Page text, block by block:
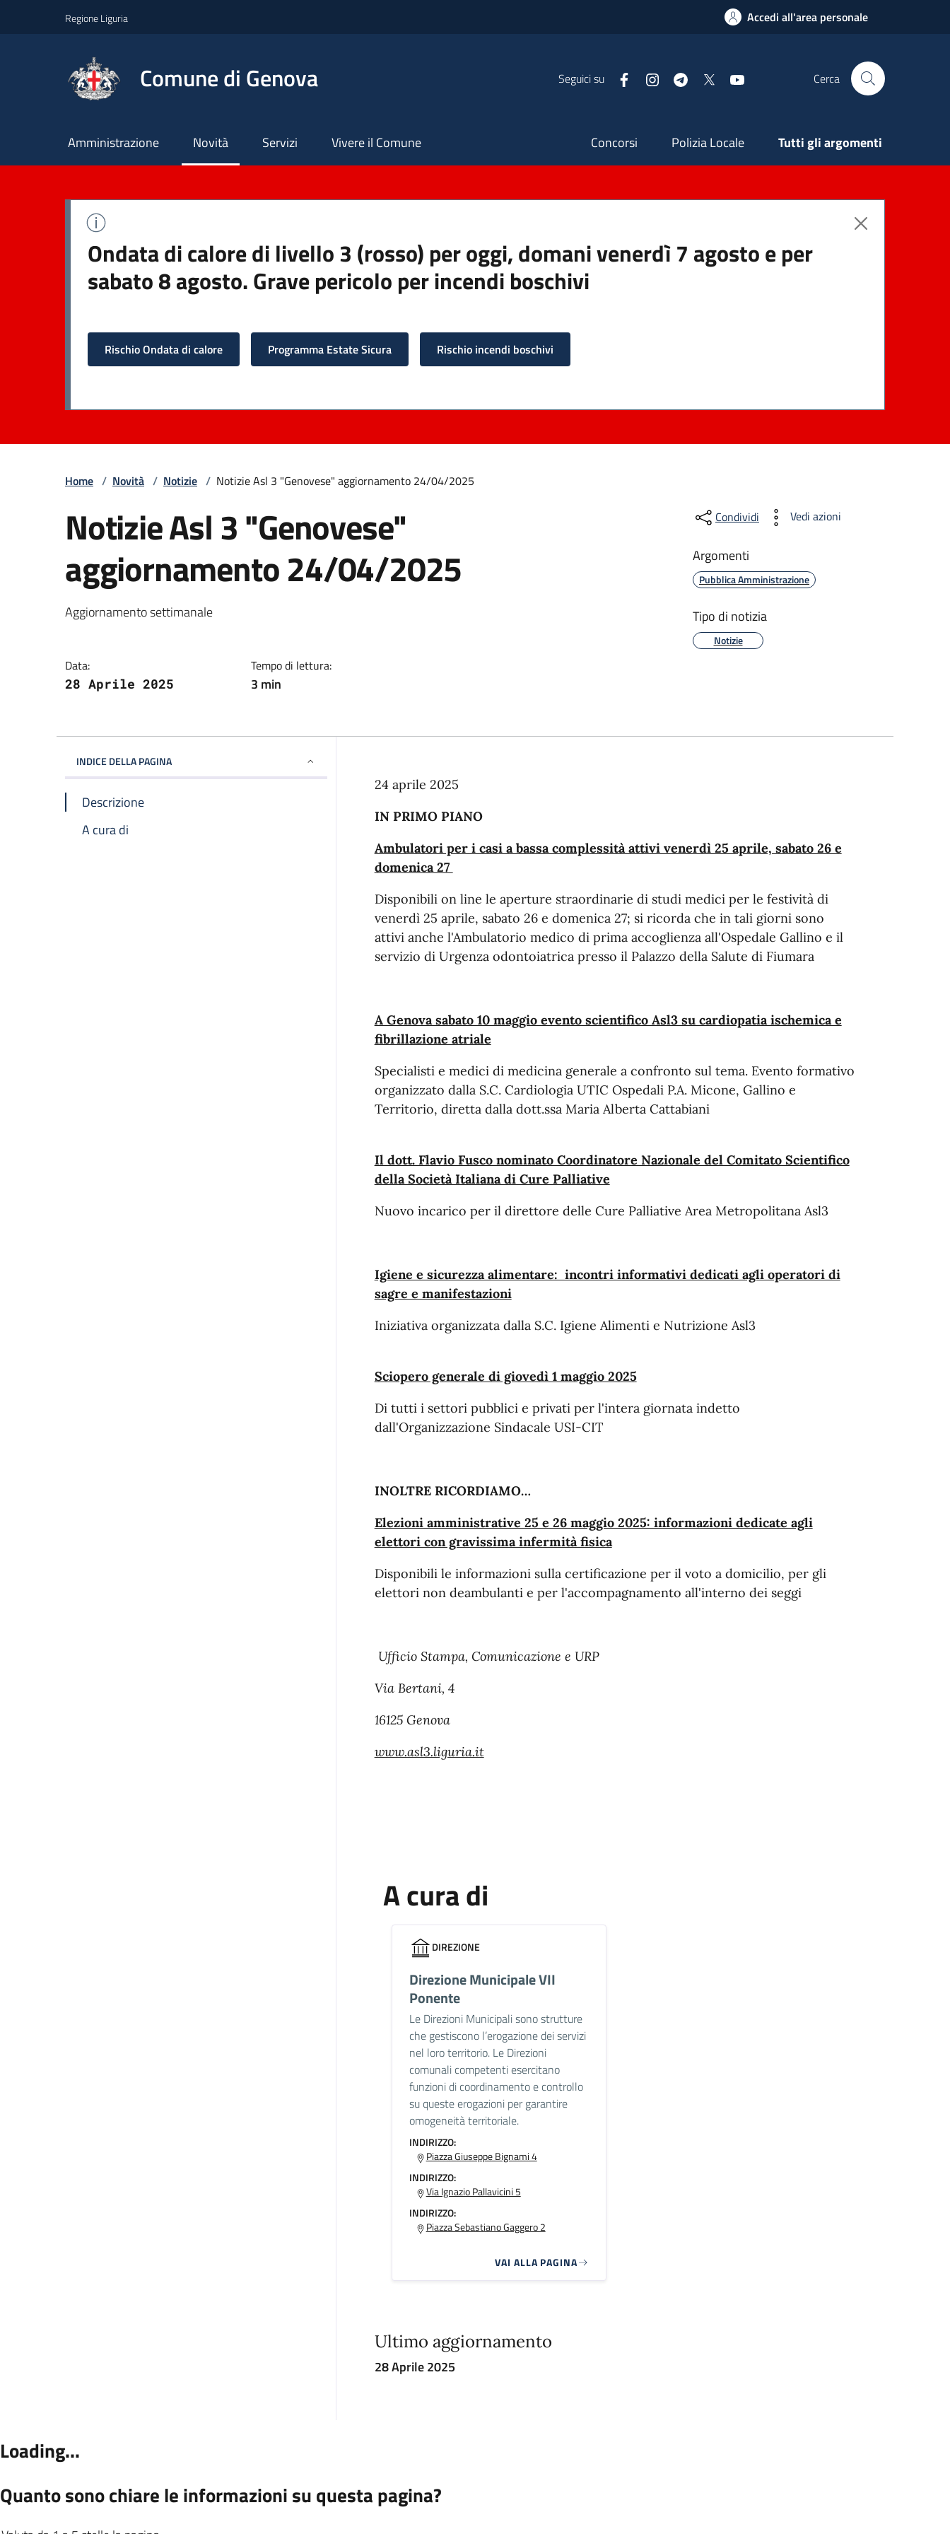
Regione Liguria Accedi all'area personale
Comune di Genova Seguici su FacebookInstagramTelegram Cerca
Principale
Amministrazione Novità Servizi Vivere il Comune Secondaria
Concorsi Polizia Locale Tutti gli argomenti
Ondata di calore di livello 3 (rosso) per oggi, domani venerdì 7 agosto e per
sabato 8 agosto. Grave pericolo per incendi boschivi
Rischio Ondata di calore Programma Estate Sicura Rischio incendi boschivi
Home / Novità / Notizie / Notizie Asl 3 "Genovese" aggiornamento 24/04/2025
Notizie Asl 3 "Genovese"
aggiornamento 24/04/2025
Aggiornamento settimanale
Data:
28 Aprile 2025
Tempo di lettura:
3 min
Condividi Vedi azioni
Argomenti
Pubblica Amministrazione
Tipo di notizia
Notizie
INDICE DELLA PAGINA
Descrizione
A cura di
Descrizione
24 aprile 2025
IN PRIMO PIANO
Ambulatori per i casi a bassa complessità attivi venerdì 25 aprile, sabato 26 e
domenica 27
Disponibili on line le aperture straordinarie di studi medici per le festività di
venerdì 25 aprile, sabato 26 e domenica 27; si ricorda che in tali giorni sono
attivi anche l'Ambulatorio medico di prima accoglienza all'Ospedale Gallino e il
servizio di Urgenza odontoiatrica presso il Palazzo della Salute di Fiumara
A Genova sabato 10 maggio evento scientifico Asl3 su cardiopatia ischemica e
fibrillazione atriale
Specialisti e medici di medicina generale a confronto sul tema. Evento formativo
organizzato dalla S.C. Cardiologia UTIC Ospedali P.A. Micone, Gallino e
Territorio, diretta dalla dott.ssa Maria Alberta Cattabiani
Il dott. Flavio Fusco nominato Coordinatore Nazionale del Comitato Scientifico
della Società Italiana di Cure Palliative
Nuovo incarico per il direttore delle Cure Palliative Area Metropolitana Asl3
Igiene e sicurezza alimentare: incontri informativi dedicati agli operatori di
sagre e manifestazioni
Iniziativa organizzata dalla S.C. Igiene Alimenti e Nutrizione Asl3
Sciopero generale di giovedì 1 maggio 2025
Di tutti i settori pubblici e privati per l'intera giornata indetto
dall'Organizzazione Sindacale USI-CIT
INOLTRE RICORDIAMO…
Elezioni amministrative 25 e 26 maggio 2025: informazioni dedicate agli
elettori con gravissima infermità fisica
Disponibili le informazioni sulla certificazione per il voto a domicilio, per gli
elettori non deambulanti e per l'accompagnamento all'interno dei seggi
Ufficio Stampa, Comunicazione e URP
Via Bertani, 4
16125 Genova
www.asl3.liguria.it
A cura di
DIREZIONE
Direzione Municipale VII
Ponente
Le Direzioni Municipali sono strutture
che gestiscono l’erogazione dei servizi
nel loro territorio. Le Direzioni
comunali competenti esercitano
funzioni di coordinamento e controllo
su queste erogazioni per garantire
omogeneità territoriale.
INDIRIZZO:
Piazza Giuseppe Bignami 4
INDIRIZZO:
Via Ignazio Pallavicini 5
INDIRIZZO:
Piazza Sebastiano Gaggero 2
VAI ALLA PAGINA
Ultimo aggiornamento
28 Aprile 2025